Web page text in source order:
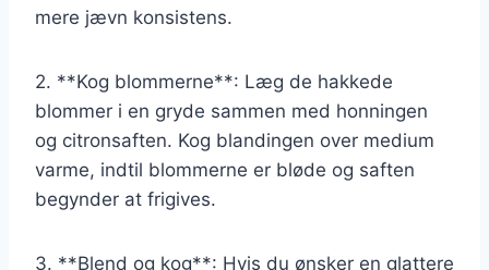
mere jævn konsistens.
2. **Kog blommerne**: Læg de hakkede
blommer i en gryde sammen med honningen
og citronsaften. Kog blandingen over medium
varme, indtil blommerne er bløde og saften
begynder at frigives.
3. **Blend og kog**: Hvis du ønsker en glattere